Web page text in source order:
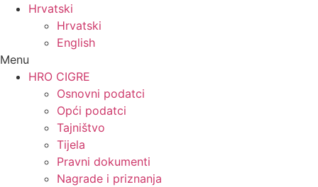
Hrvatski
Hrvatski
English
Menu
HRO CIGRE
Osnovni podatci​
Opći podatci
Tajništvo
Tijela
Pravni dokumenti
Nagrade i priznanja